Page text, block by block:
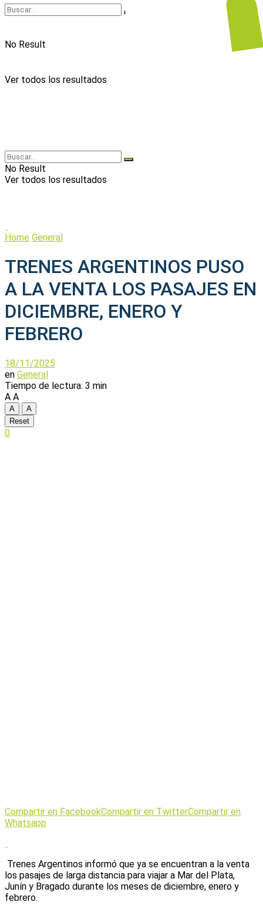
No Result
Ver todos los resultados
No Result
Ver todos los resultados
Home General
TRENES ARGENTINOS PUSO
A LA VENTA LOS PASAJES EN
DICIEMBRE, ENERO Y
FEBRERO
18/11/2025
en General
Tiempo de lectura: 3 min
A A
A
A
Reset
0
Compartir en FacebookCompartir en TwitterCompartir en
Whatsapp
Trenes Argentinos informó que ya se encuentran a la venta
los pasajes de larga distancia para viajar a Mar del Plata,
Junín y Bragado durante los meses de diciembre, enero y
febrero.